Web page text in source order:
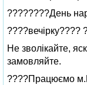
????????День
????вечірку????
Не зволікайте,
замовляйте.
????Працюємо